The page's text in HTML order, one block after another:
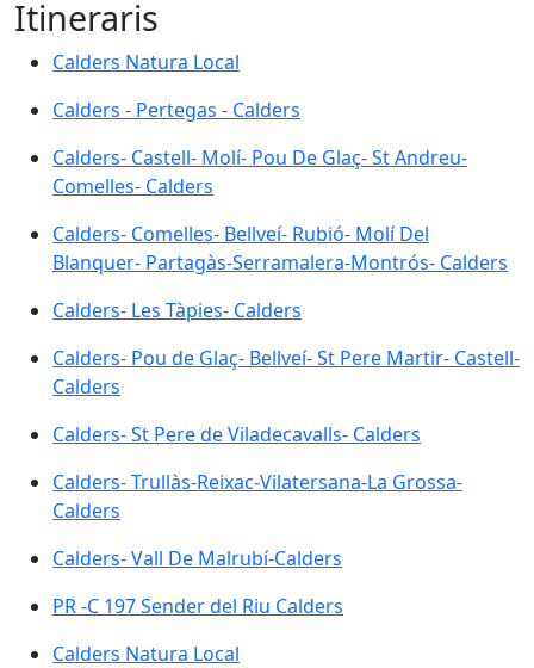
Itineraris
Calders Natura Local
Calders - Pertegas - Calders
Calders- Castell- Molí- Pou De Glaç- St Andreu-
Comelles- Calders
Calders- Comelles- Bellveí- Rubió- Molí Del
Blanquer- Partagàs-Serramalera-Montrós- Calders
Calders- Les Tàpies- Calders
Calders- Pou de Glaç- Bellveí- St Pere Martir- Castell-
Calders
Calders- St Pere de Viladecavalls- Calders
Calders- Trullàs-Reixac-Vilatersana-La Grossa-
Calders
Calders- Vall De Malrubí-Calders
PR -C 197 Sender del Riu Calders
Calders Natura Local